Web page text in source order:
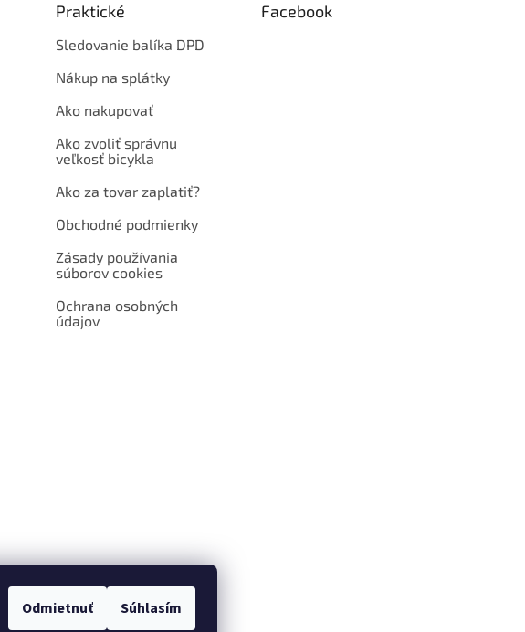
Odmietnuť Súhlasím
Praktické
Sledovanie balíka DPD
Nákup na splátky
Ako nakupovať
Ako zvoliť správnu
veľkosť bicykla
Ako za tovar zaplatiť?
Obchodné podmienky
Zásady používania
súborov cookies
Ochrana osobných
údajov
Facebook